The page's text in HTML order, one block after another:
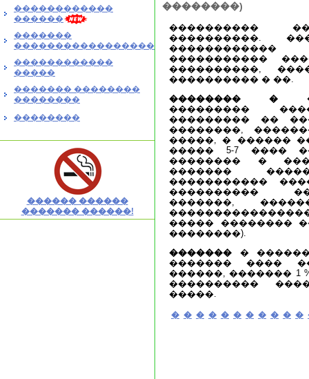
������������
������
�������
�����������������
������������
�����
������� ��������
��������
��������
������ ������
������� ������!
��������)
����������
����������.
������������
�����������
����������,
���������� � ��.
�������� �
���������
��������� ��
��������,
�����, � ������
����� 5-7 ����
�������� �
�������
�����������
����������
�������,
����� ��������
��������).
������� �
������� ����
������, ������� 1
����������
�����.
� � � � � � � � � � �